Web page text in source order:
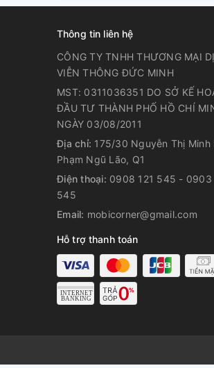
Thông tin liên hệ
CÔNG TY TNHH THƯƠNG MẠI
VIỄN THÔNG ĐỨC MINH
MST: 0311036351 DO SỞ KẾ
ĐẦU TƯ THÀNH PHỐ HỒ CHÍ
NGÀY 03/08/2011
Địa chỉ: 175/30 Nguyễn Thị Minh
Phạm Ngũ Lão, Q1
Điện thoại: 0908 121 545 - 0903
545
Email: mobicorner@gmail.com
Hỗ trợ thanh toán